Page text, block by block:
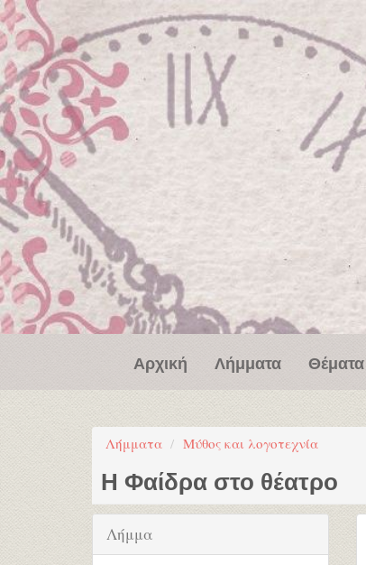
Παράκαμψη προς το κυρίως περιεχόμενο
Αρχική Λήμματα Θέματα
Λήμματα Μύθος και λογοτεχνία
Η Φαίδρα στο θέατρο
Λήμμα